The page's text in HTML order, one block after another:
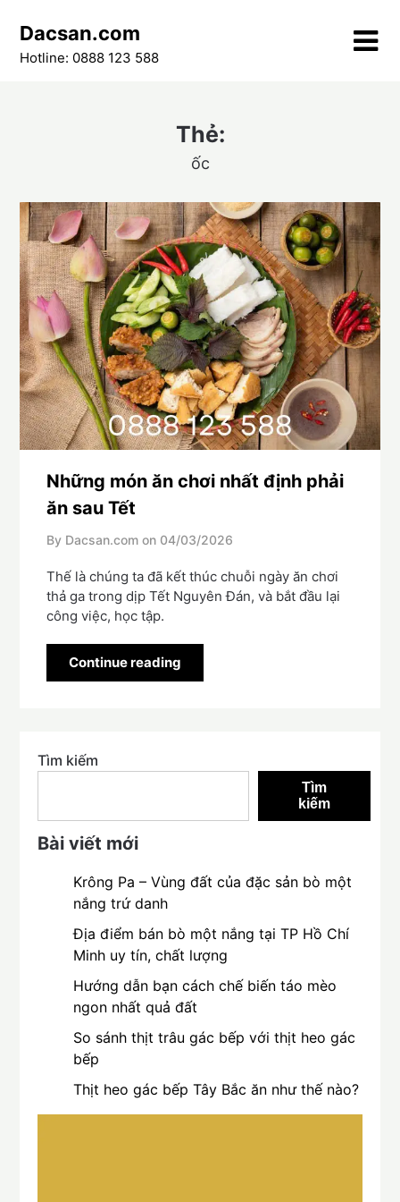
content
Dacsan.com
Hotline: 0888 123 588
Thẻ:
ốc
Những món ăn chơi nhất định phải
ăn sau Tết
By Dacsan.com on 04/03/2026
Thế là chúng ta đã kết thúc chuỗi ngày ăn chơi
thả ga trong dịp Tết Nguyên Đán, và bắt đầu lại
công việc, học tập.
Continue reading
Tìm kiếm
Tìm
kiếm
Bài viết mới
Krông Pa – Vùng đất của đặc sản bò một
nắng trứ danh
Địa điểm bán bò một nắng tại TP Hồ Chí
Minh uy tín, chất lượng
Hướng dẫn bạn cách chế biến táo mèo
ngon nhất quả đất
So sánh thịt trâu gác bếp với thịt heo gác
bếp
Thịt heo gác bếp Tây Bắc ăn như thế nào?